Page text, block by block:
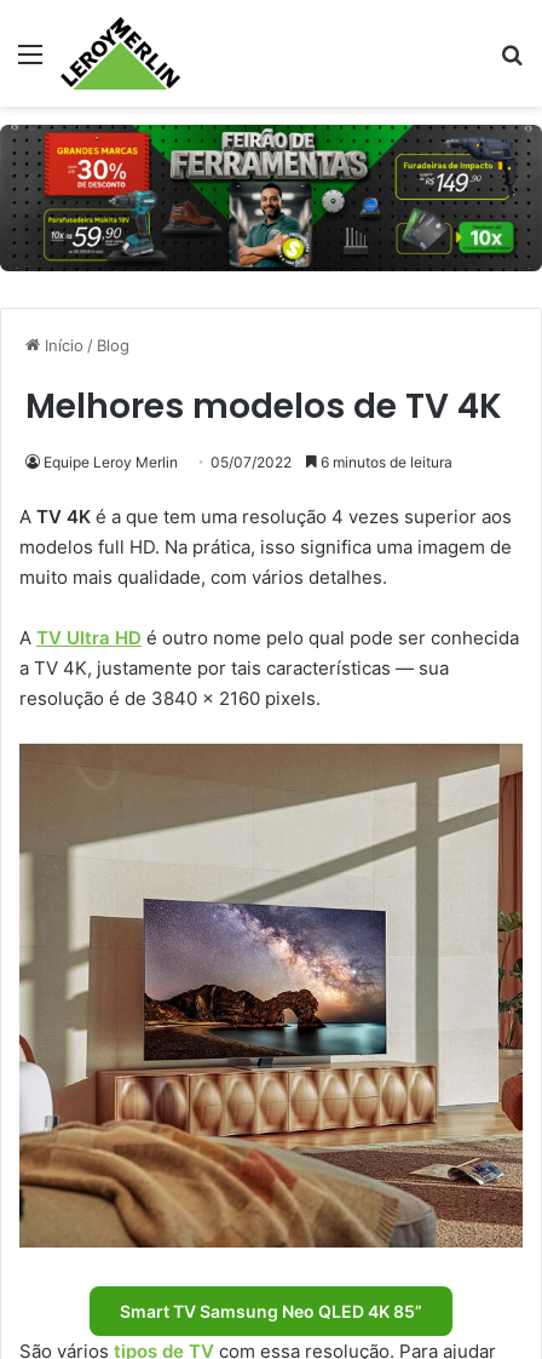
Menu
Início / Blog
Melhores modelos de TV 4K
Equipe Leroy Merlin 05/07/2022 6 minutos de leitura
A TV 4K é a que tem uma resolução 4 vezes superior aos
modelos full HD. Na prática, isso significa uma imagem de
muito mais qualidade, com vários detalhes.
A TV Ultra HD é outro nome pelo qual pode ser conhecida
a TV 4K, justamente por tais características — sua
resolução é de 3840 x 2160 pixels.
Smart TV Samsung Neo QLED 4K 85”
São vários tipos de TV com essa resolução. Para ajudar